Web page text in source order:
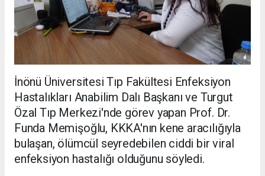
İnönü Üniversitesi Tıp Fakültesi Enfeksiyon
Hastalıkları Anabilim Dalı Başkanı ve Turgut
Özal Tıp Merkezi'nde görev yapan Prof. Dr.
Funda Memişoğlu, KKKA'nın kene aracılığıyla
bulaşan, ölümcül seyredebilen ciddi bir viral
enfeksiyon hastalığı olduğunu söyledi.